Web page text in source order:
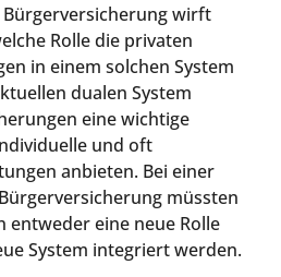
wirft
Rolle die privaten
in einem solchen System
dualen System
eine wichtige
und oft
anbieten. Bei einer
müssten
entweder eine neue Rolle
System integriert werden.